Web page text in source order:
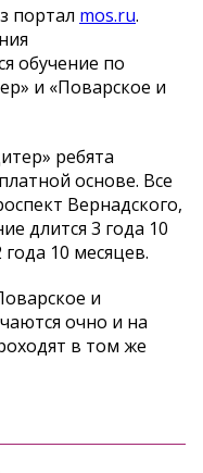
портал mos.ru.
обучение по
и «Поварское и
ребята
основе. Все
Вернадского,
длится 3 года 10
года 10 месяцев.
и
очно и на
в том же